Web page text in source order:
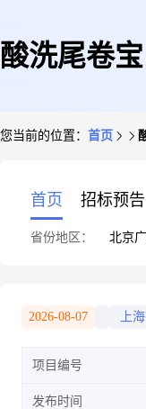
酸洗尾卷
您当前的位置： 首页
首页 招标预告
省份地区： 北京
2026-08-07 上
项目编号
发布时间